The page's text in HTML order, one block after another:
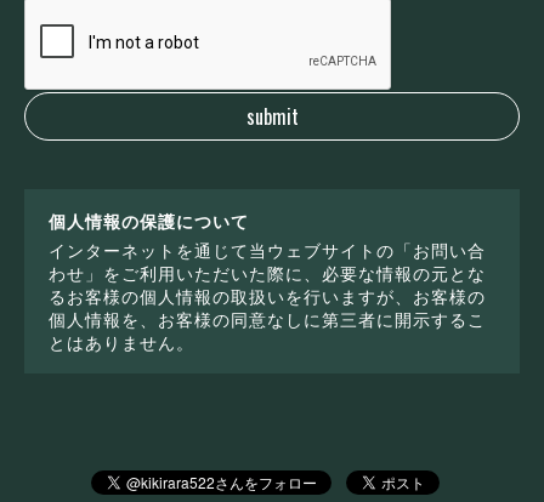
個人情報の保護について
インターネットを通じて当ウェブサイトの「お問い合
わせ」をご利用いただいた際に、必要な情報の元とな
るお客様の個人情報の取扱いを行いますが、お客様の
個人情報を、お客様の同意なしに第三者に開示するこ
とはありません。